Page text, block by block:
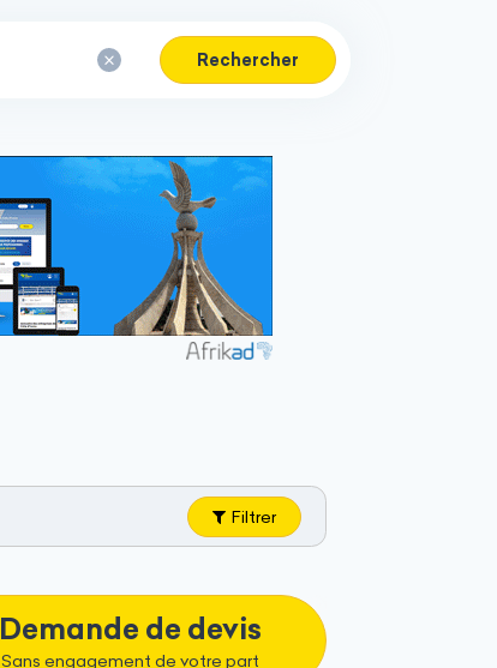
Rechercher
Filtrer
Demande de devis
Sans engagement de votre part